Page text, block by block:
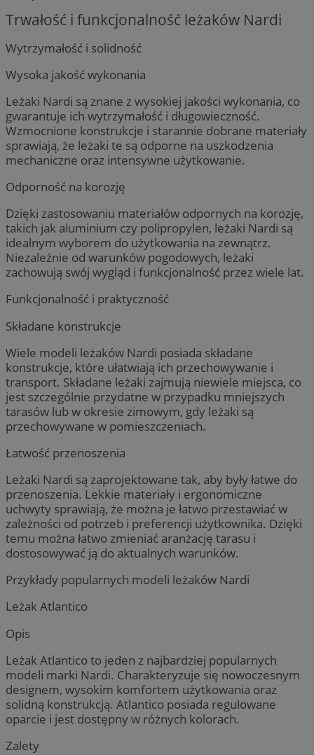
Trwałość i funkcjonalność leżaków Nardi
Wytrzymałość i solidność
Wysoka jakość wykonania
Leżaki Nardi są znane z wysokiej jakości wykonania, co
gwarantuje ich wytrzymałość i długowieczność.
Wzmocnione konstrukcje i starannie dobrane materiały
sprawiają, że leżaki te są odporne na uszkodzenia
mechaniczne oraz intensywne użytkowanie.
Odporność na korozję
Dzięki zastosowaniu materiałów odpornych na korozję,
takich jak aluminium czy polipropylen, leżaki Nardi są
idealnym wyborem do użytkowania na zewnątrz.
Niezależnie od warunków pogodowych, leżaki
zachowują swój wygląd i funkcjonalność przez wiele lat.
Funkcjonalność i praktyczność
Składane konstrukcje
Wiele modeli leżaków Nardi posiada składane
konstrukcje, które ułatwiają ich przechowywanie i
transport. Składane leżaki zajmują niewiele miejsca, co
jest szczególnie przydatne w przypadku mniejszych
tarasów lub w okresie zimowym, gdy leżaki są
przechowywane w pomieszczeniach.
Łatwość przenoszenia
Leżaki Nardi są zaprojektowane tak, aby były łatwe do
przenoszenia. Lekkie materiały i ergonomiczne
uchwyty sprawiają, że można je łatwo przestawiać w
zależności od potrzeb i preferencji użytkownika. Dzięki
temu można łatwo zmieniać aranżację tarasu i
dostosowywać ją do aktualnych warunków.
Przykłady popularnych modeli leżaków Nardi
Leżak Atlantico
Opis
Leżak Atlantico to jeden z najbardziej popularnych
modeli marki Nardi. Charakteryzuje się nowoczesnym
designem, wysokim komfortem użytkowania oraz
solidną konstrukcją. Atlantico posiada regulowane
oparcie i jest dostępny w różnych kolorach.
Zalety